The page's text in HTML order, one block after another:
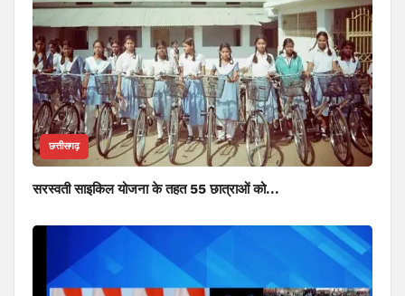
छत्तीसगढ़
सरस्वती साइकिल योजना के तहत 55 छात्राओं को…